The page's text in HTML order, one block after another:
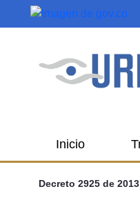
Saltar al contenido principal
Inicio
Decreto 2925 de 2013